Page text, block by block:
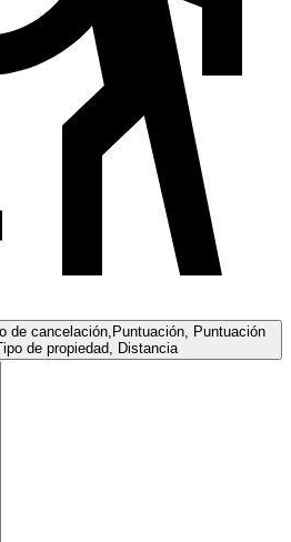
de cancelación,Puntuación, Puntuación
de propiedad, Distancia